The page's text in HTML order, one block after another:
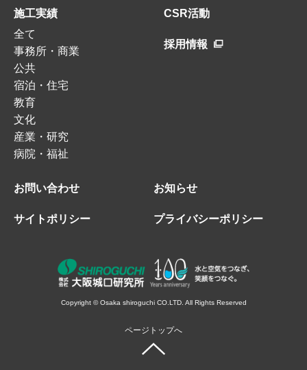
施工実績
全て
事務所・商業
公共
宿泊・住宅
教育
文化
産業・研究
病院・福祉
CSR活動
採用情報
お問い合わせ お知らせ
サイトポリシー プライバシーポリシー
Copyright © Osaka shiroguchi CO.LTD. All Rights Reserved
ページトップへ